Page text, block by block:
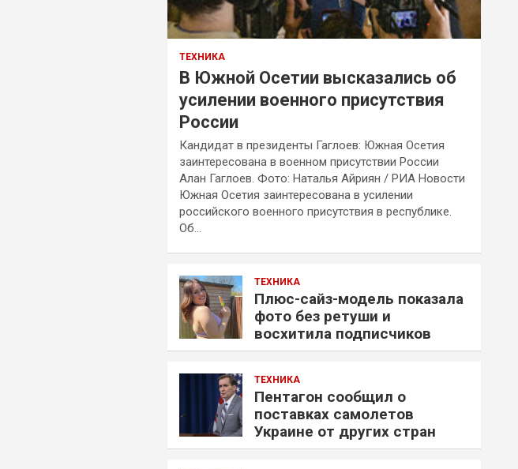
ТЕХНИКА
В Южной Осетии высказались об
усилении военного присутствия
России
Кандидат в президенты Гаглоев: Южная Осетия
заинтересована в военном присутствии России
Алан Гаглоев. Фото: Наталья Айриян / РИА Новости
Южная Осетия заинтересована в усилении
российского военного присутствия в республике.
Об…
ТЕХНИКА
Плюс-сайз-модель показала
фото без ретуши и
восхитила подписчиков
ТЕХНИКА
Пентагон сообщил о
поставках самолетов
Украине от других стран